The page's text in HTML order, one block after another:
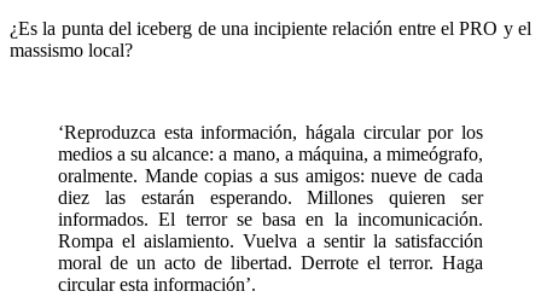
¿Es la punta del iceberg de una incipiente relación entre el PRO y el
massismo local?
‘Reproduzca esta información, hágala circular por los
medios a su alcance: a mano, a máquina, a mimeógrafo,
oralmente. Mande copias a sus amigos: nueve de cada
diez las estarán esperando. Millones quieren ser
informados. El terror se basa en la incomunicación.
Rompa el aislamiento. Vuelva a sentir la satisfacción
moral de un acto de libertad. Derrote el terror. Haga
circular esta información’.